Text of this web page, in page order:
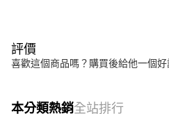
評價
喜歡這個商品嗎？購買後給他一個好
本分類熱銷全站排行